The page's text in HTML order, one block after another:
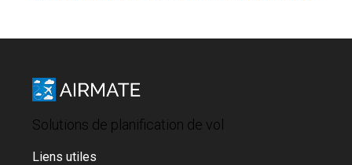
Solutions de planification de vol
Liens utiles